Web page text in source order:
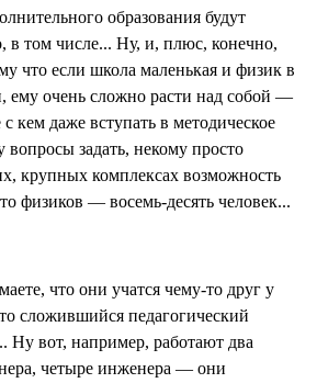
образования будут
в том числе... Ну, и, плюс, конечно,
что если школа маленькая и физик в
ему очень сложно расти над собой —
кем даже вступать в методическое
вопросы задать, некому просто
крупных комплексах возможность
физиков — восемь-десять человек...
что они учатся чему-то друг у
сложившийся педагогический
Ну вот, например, работают два
четыре инженера — они